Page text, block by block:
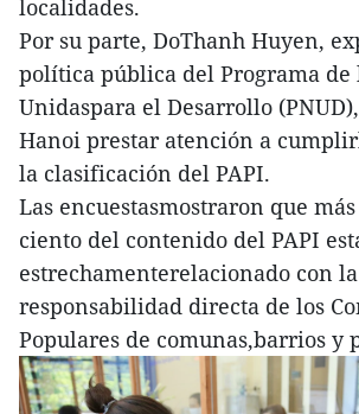
localidades.
Por su parte, DoThanh Huyen,
política pública del Programa de
Unidaspara el Desarrollo
Hanoi prestar atención a
la clasificación del PAPI.
Las encuestasmostraron que
ciento del contenido del PAPI
estrechamenterelacionado con la
responsabilidad directa de los
Populares de comunas,barrios y